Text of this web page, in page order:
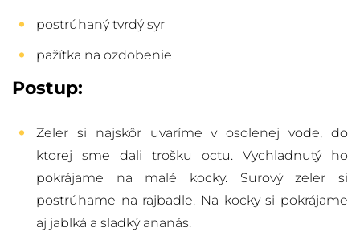
postrúhaný tvrdý syr
pažítka na ozdobenie
Postup:
Zeler si najskôr uvaríme v osolenej vode, do
ktorej sme dali trošku octu. Vychladnutý ho
pokrájame na malé kocky. Surový zeler si
postrúhame na rajbadle. Na kocky si pokrájame
aj jablká a sladký ananás.